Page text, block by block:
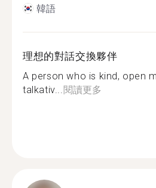
韓語
理想的對話交換夥伴
A person who is kind, open
talkativ... 閱讀更多